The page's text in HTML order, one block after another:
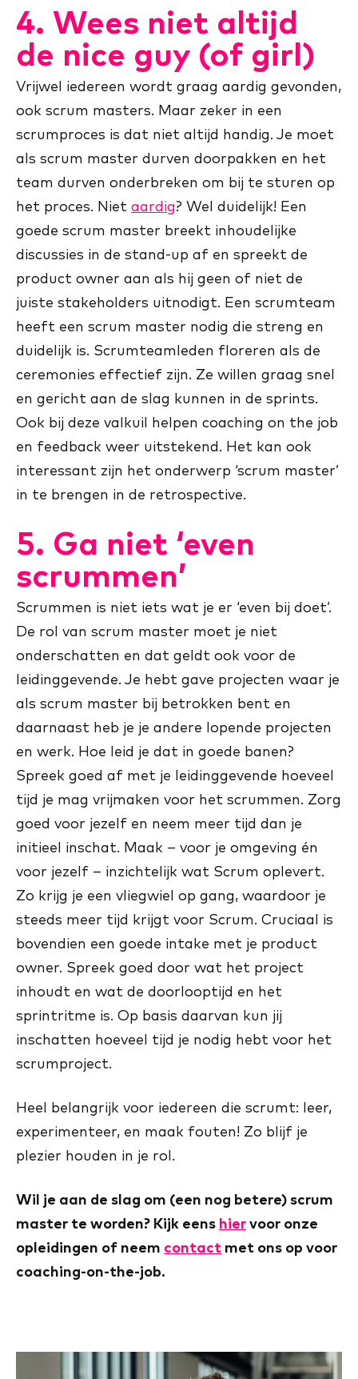
4. Wees niet altijd
de nice guy (of girl)
Vrijwel iedereen wordt graag aardig gevonden,
ook scrum masters. Maar zeker in een
scrumproces is dat niet altijd handig. Je moet
als scrum master durven doorpakken en het
team durven onderbreken om bij te sturen op
het proces. Niet aardig? Wel duidelijk! Een
goede scrum master breekt inhoudelijke
discussies in de stand-up af en spreekt de
product owner aan als hij geen of niet de
juiste stakeholders uitnodigt. Een scrumteam
heeft een scrum master nodig die streng en
duidelijk is. Scrumteamleden floreren als de
ceremonies effectief zijn. Ze willen graag snel
en gericht aan de slag kunnen in de sprints.
Ook bij deze valkuil helpen coaching on the job
en feedback weer uitstekend. Het kan ook
interessant zijn het onderwerp ‘scrum master’
in te brengen in de retrospective.
5. Ga niet ‘even
scrummen’
Scrummen is niet iets wat je er ‘even bij doet’.
De rol van scrum master moet je niet
onderschatten en dat geldt ook voor de
leidinggevende. Je hebt gave projecten waar je
als scrum master bij betrokken bent en
daarnaast heb je je andere lopende projecten
en werk. Hoe leid je dat in goede banen?
Spreek goed af met je leidinggevende hoeveel
tijd je mag vrijmaken voor het scrummen. Zorg
goed voor jezelf en neem meer tijd dan je
initieel inschat. Maak – voor je omgeving én
voor jezelf – inzichtelijk wat Scrum oplevert.
Zo krijg je een vliegwiel op gang, waardoor je
steeds meer tijd krijgt voor Scrum. Cruciaal is
bovendien een goede intake met je product
owner. Spreek goed door wat het project
inhoudt en wat de doorlooptijd en het
sprintritme is. Op basis daarvan kun jij
inschatten hoeveel tijd je nodig hebt voor het
scrumproject.
Heel belangrijk voor iedereen die scrumt: leer,
experimenteer, en maak fouten! Zo blijf je
plezier houden in je rol.
Wil je aan de slag om (een nog betere) scrum
master te worden? Kijk eens hiervoor onze
opleidingen of neem contact met ons op voor
coaching-on-the-job.